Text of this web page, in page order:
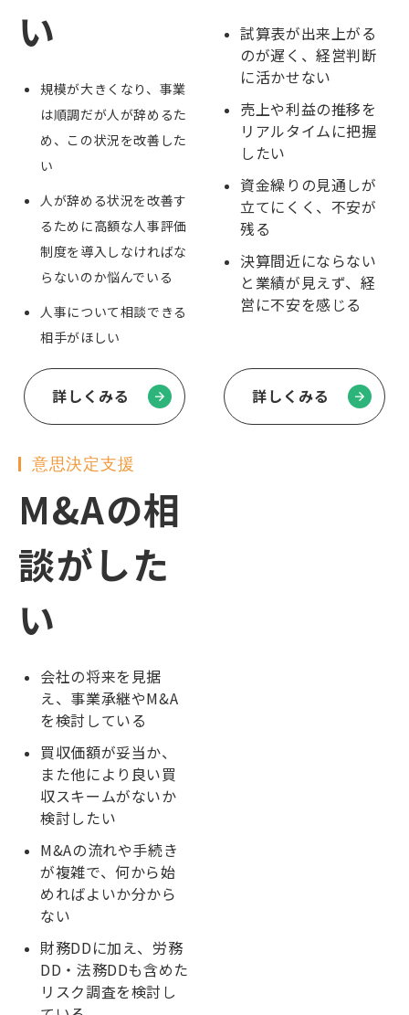
い
規模が大きくなり、事業
は順調だが人が辞めるた
め、この状況を改善した
い
人が辞める状況を改善す
るために高額な人事評価
制度を導入しなければな
らないのか悩んでいる
人事について相談できる
相手がほしい
詳しくみる
試算表が出来上がる
のが遅く、経営判断
に活かせない
売上や利益の推移を
リアルタイムに把握
したい
資金繰りの見通しが
立てにくく、不安が
残る
決算間近にならない
と業績が見えず、経
営に不安を感じる
詳しくみる
意思決定支援
M&Aの相
談がした
い
会社の将来を見据
え、事業承継やM&A
を検討している
買収価額が妥当か、
また他により良い買
収スキームがないか
検討したい
M&Aの流れや手続き
が複雑で、何から始
めればよいか分から
ない
財務DDに加え、労務
DD・法務DDも含めた
リスク調査を検討し